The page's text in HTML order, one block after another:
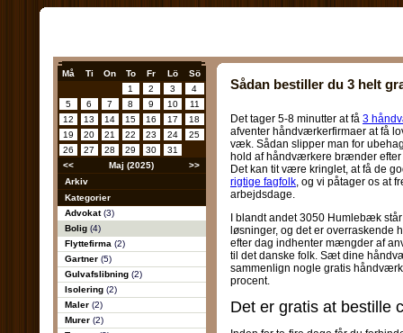
Må Ti On To Fr Lö
Sö
1
2 3
4
5
6 7 8 9 10
11
12
13 14 15 16 17
18
19
20 21 22 23 24
25
26
27 28 29 30
31
<<
Maj (2025)
>>
Arkiv
Kategorier
Advokat(3)
Bolig (4)
Flyttefirma (2)
Gartner (5)
Gulvafslibning (2)
Isolering (2)
Maler (2)
Murer (2)
Sådan bestiller du 3 helt
Det tager 5-8 minutter at få 3
afventer håndværkerfirmaer at få
væk. Sådan slipper man for
hold af håndværkere brænder
Det kan tit være kringlet, at få de
rigtige fagfolk, og vi påtager os at
arbejdsdage.
I blandt andet 3050 Humlebæk
løsninger, og det er overraskende
efter dag indhenter mængder af
til det danske folk. Sæt dine
sammenlign nogle gratis
procent.
Det er gratis at bestille